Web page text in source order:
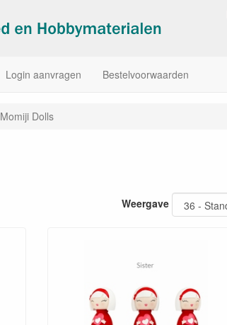
Login aanvragen Bestelvoorwaarden
Momiji Dolls
Weergave